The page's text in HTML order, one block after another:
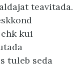
teavitada.
kui
tuleb seda